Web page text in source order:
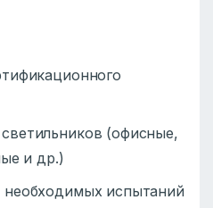
(офисные,
и др.)
испытаний